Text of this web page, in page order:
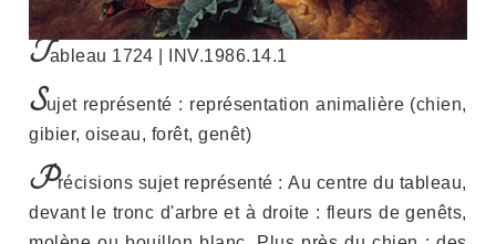
Tableau 1724 | INV.1986.14.1
Sujet représenté : représentation animalière (chien,
gibier, oiseau, forêt, genêt)
Précisions sujet représenté : Au centre du tableau,
devant le tronc d'arbre et à droite : fleurs de genêts,